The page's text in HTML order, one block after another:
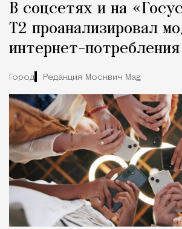
В соцсетях и на
Т2 проанализировал
интернет-потребления
Город Редакция Москвич Mag